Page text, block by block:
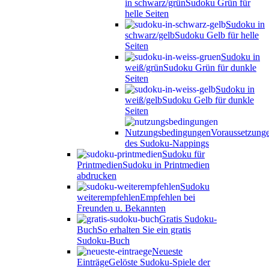
in schwarz/grünSudoku Grün für
helle Seiten
Sudoku in
schwarz/gelbSudoku Gelb für helle
Seiten
Sudoku in
weiß/grünSudoku Grün für dunkle
Seiten
Sudoku in
weiß/gelbSudoku Gelb für dunkle
Seiten
Nutzungsbedingungen
des Sudoku-Nappings
Sudoku für
PrintmedienSudoku in Printmedien
abdrucken
Sudoku
weiterempfehlenEmpfehlen bei
Freunden u. Bekannten
Gratis Sudoku-
BuchSo erhalten Sie ein gratis
Sudoku-Buch
Neueste
EinträgeGelöste Sudoku-Spiele der